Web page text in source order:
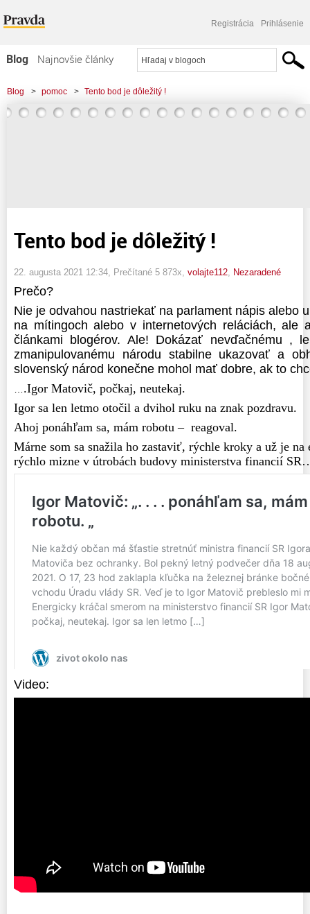
Registrácia Prihlásenie
Blog
Najnovšie články
Najčítanejšie články
Najkomentovanejšie články
Blog > pomoc > Tento bod je dôležitý !
Tento bod je dôležitý !
22. augusta 2021 12:34 , Prečítané 5 873x, volajte112 Nezaradené
Prečo?
Nie je odvahou nastriekať na parlament nápis alebo
na mítingoch alebo v internetových reláciách, ale
článkami blogérov. Ale! Dokázať nevďačnému ,
zmanipulovanému národu stabilne ukazovať a
slovenský národ konečne mohol mať dobre, ak to
.Igor Matovič, počkaj, neutekaj.
Igor sa len letmo otočil a dvihol ruku na znak pozdravu.
Ahoj ponáhľam sa, mám robotu – reagoval.
Márne som sa snažila ho zastaviť, rýchle kroky a už je
rýchlo mizne v útrobách budovy ministerstva financií
Video: